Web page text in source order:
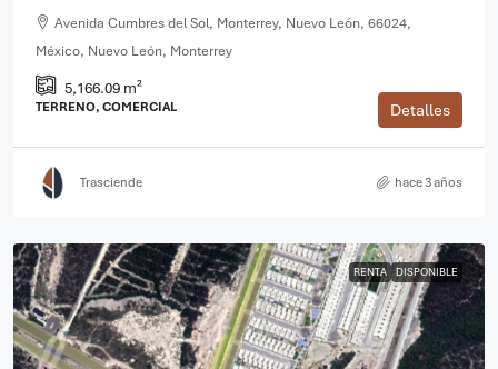
Avenida Cumbres del Sol, Monterrey, Nuevo León, 66024,
México, Nuevo León, Monterrey
5,166.09 m²
TERRENO, COMERCIAL Detalles
Trasciende hace 3 años
RENTA DISPONIBLE